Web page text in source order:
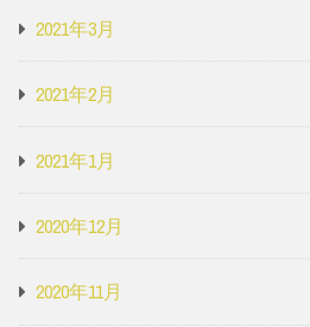
2021年3月
2021年2月
2021年1月
2020年12月
2020年11月